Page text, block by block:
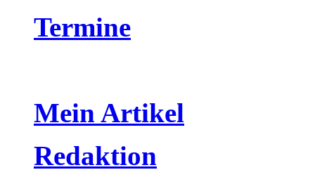
Termine
Mein Artikel
Redaktion